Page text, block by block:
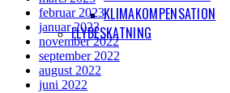
KLIMAKOMPENSATION
FLYBESKATNING
februar 2023
januar 2023
november 2022
september 2022
august 2022
juni 2022